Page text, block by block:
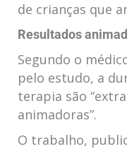
de crianças que
Resultados
Segundo o
pelo estudo, a
terapia são
animadoras”.
O trabalho,